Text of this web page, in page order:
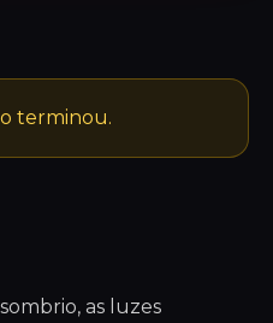
as luzes
terminou.